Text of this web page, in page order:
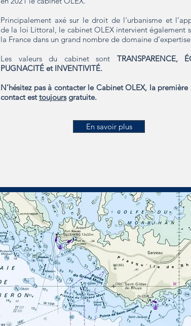
Principalement axé sur le droit de l'urbanisme et
de la loi Littoral, le cabinet OLEX intervient également
la France dans un grand nombre de domaine
Les valeurs du cabinet sont TRANSPARENCE,
PUGNACITÉ et INVENTIVITÉ.
N’hésitez pas à contacter le Cabinet OLEX, la première
contact esttoujoursgratuite.
En savoir plus